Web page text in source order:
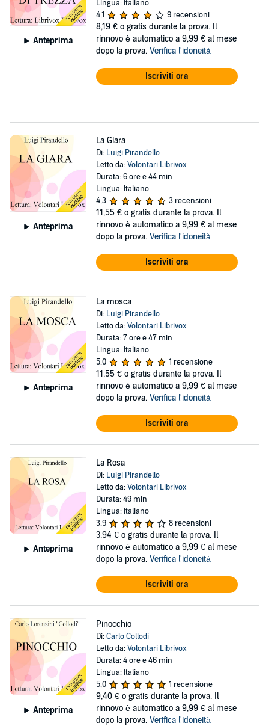
Anteprima
Lingua: Italiano
4,1
9 recensioni
8,19 € o gratis durante la prova. Il
rinnovo è automatico a 9,99 € al mese
dopo la prova. Verifica l'idoneità
Iscriviti ora
Anteprima
La Giara
Di: Luigi Pirandello
Letto da:Volontari Librivox
Durata: 6 ore e 44 min
Lingua: Italiano
4,3
3 recensioni
11,55 € o gratis durante la prova. Il
rinnovo è automatico a 9,99 € al mese
dopo la prova. Verifica l'idoneità
Iscriviti ora
Anteprima
La mosca
Di: Luigi Pirandello
Letto da:Volontari Librivox
Durata: 7 ore e 47 min
Lingua: Italiano
5,0
1 recensione
11,55 € o gratis durante la prova. Il
rinnovo è automatico a 9,99 € al mese
dopo la prova. Verifica l'idoneità
Iscriviti ora
Anteprima
La Rosa
Di: Luigi Pirandello
Letto da:Volontari Librivox
Durata: 49 min
Lingua: Italiano
3,9
8 recensioni
3,94 € o gratis durante la prova. Il
rinnovo è automatico a 9,99 € al mese
dopo la prova. Verifica l'idoneità
Iscriviti ora
Anteprima
Pinocchio
Di:Carlo Collodi
Letto da:Volontari Librivox
Durata: 4 ore e 46 min
Lingua: Italiano
5,0
1 recensione
9,40 € o gratis durante la prova. Il
rinnovo è automatico a 9,99 € al mese
dopo la prova. Verifica l'idoneità